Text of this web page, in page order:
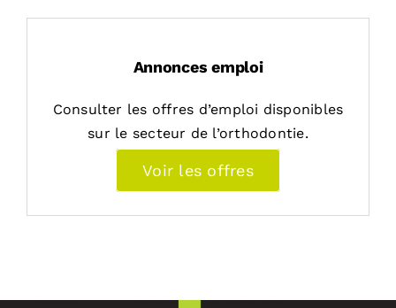
Annonces emploi
Consulter les offres d’emploi disponibles
sur le secteur de l’orthodontie.
Voir les offres